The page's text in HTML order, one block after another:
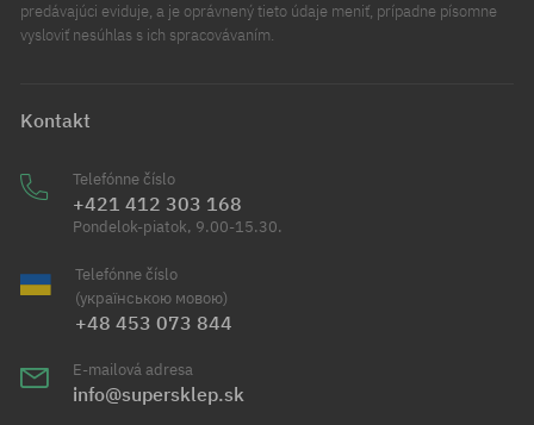
predávajúci eviduje, a je oprávnený tieto údaje meniť, prípadne písomne
vysloviť nesúhlas s ich spracovávaním.
Kontakt
Telefónne číslo
+421 412 303 168
Pondelok-piatok, 9.00-15.30.
Telefónne číslo
(українською мовою)
+48 453 073 844
E-mailová adresa
info@supersklep.sk